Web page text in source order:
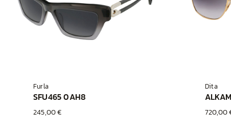
Furla
SFU465 0AH8
245,00 €
Dita
720,00